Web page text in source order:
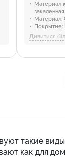
Материал
закаленная
Материал:
Покрытие:
Отрасли:
Дивитися
такие
как для